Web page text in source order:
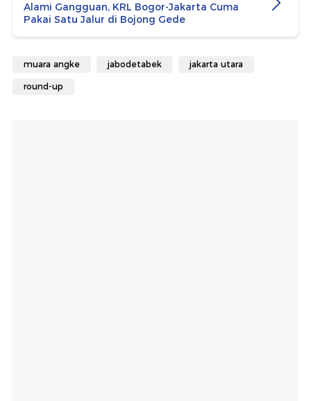
Alami Gangguan, KRL Bogor-Jakarta Cuma
Pakai Satu Jalur di Bojong Gede
muara angke jabodetabek jakarta utara
round-up